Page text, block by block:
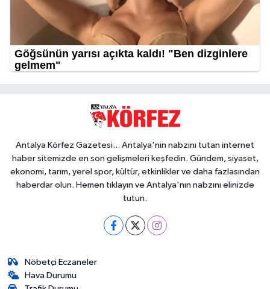
Antalya Körfez Gazetesi... Antalya'nın nabzını tutan internet
haber sitemizde en son gelişmeleri keşfedin. Gündem, siyaset,
ekonomi, tarım, yerel spor, kültür, etkinlikler ve daha fazlasından
haberdar olun. Hemen tıklayın ve Antalya'nın nabzını elinizde
tutun.
Nöbetçi Eczaneler
Hava Durumu